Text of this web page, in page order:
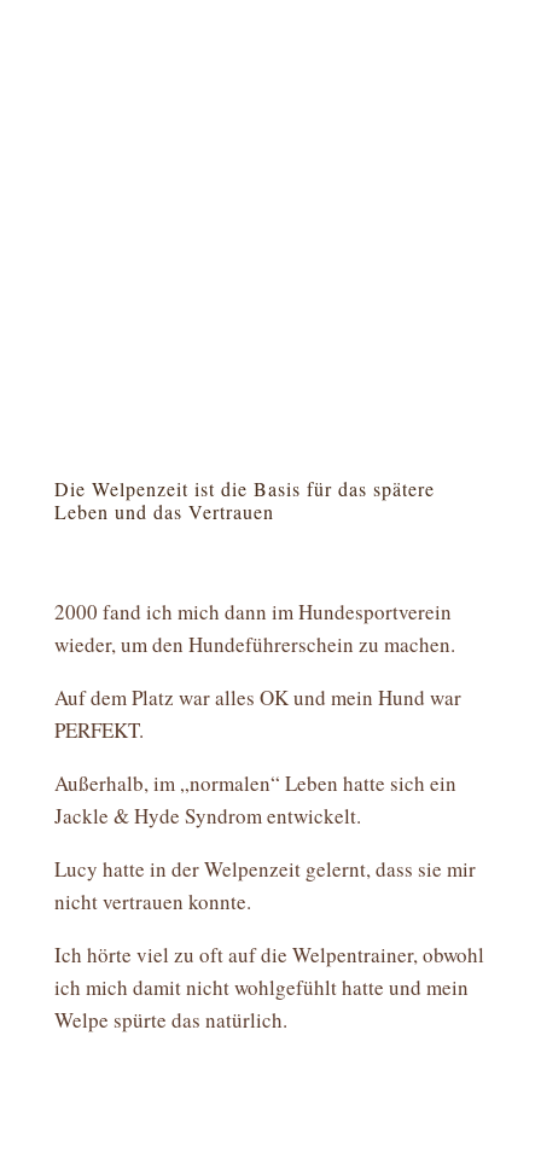
Die Welpenzeit ist die Basis für das spätere
Leben und das Vertrauen
2000 fand ich mich dann im Hundesportverein
wieder, um den Hundeführerschein zu machen.
Auf dem Platz war alles OK und mein Hund war
PERFEKT.
Außerhalb, im „normalen“ Leben hatte sich ein
Jackle & Hyde Syndrom entwickelt.
Lucy hatte in der Welpenzeit gelernt, dass sie mir
nicht vertrauen konnte.
Ich hörte viel zu oft auf die Welpentrainer, obwohl
ich mich damit nicht wohlgefühlt hatte und mein
Welpe spürte das natürlich.